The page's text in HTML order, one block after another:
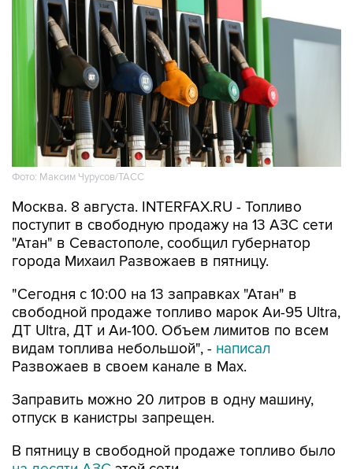
Фото: Максим Чурусов/ТАСС
Москва. 8 августа. INTERFAX.RU - Топливо
поступит в свободную продажу на 13 АЗС сети
"Атан" в Севастополе, сообщил губернатор
города Михаил Развожаев в пятницу.
"Сегодня с 10:00 на 13 заправках "Атан" в
свободной продаже топливо марок Аи-95 Ultra,
ДТ Ultra, ДТ и Аи-100. Объем лимитов по всем
видам топлива небольшой", - написал
Развожаев в своем канале в Max.
Заправить можно 20 литров в одну машину,
отпуск в канистры запрещен.
В пятницу в свободной продаже топливо было